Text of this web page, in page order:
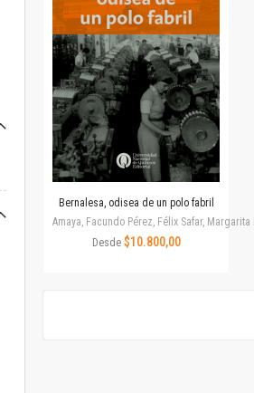
Revista de Ciencias Sociales.
Fondo editorial
Biomedicina
Coediciones
Jornadas académicas
La ideología argentina
Libros de arte
Otros títulos
Intersecciones
Bernalesa, odisea de un polo fabril
Amaya, Facundo Pérez, Félix Safar,
Desde $10.800,00